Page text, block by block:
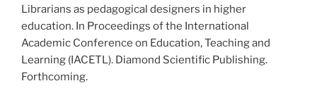
Librarians as pedagogical designers in higher
education. In Proceedings of the International
Academic Conference on Education, Teaching and
Learning (IACETL). Diamond Scientific Publishing.
Forthcoming.